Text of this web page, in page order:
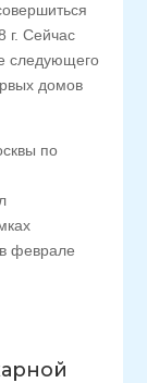
г. Сейчас
следующего
домов
по
феврале